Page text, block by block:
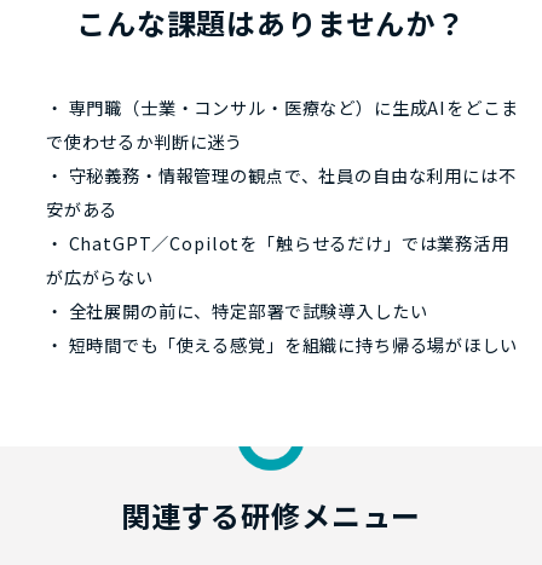
こんな課題はありませんか？
・ 専門職（士業・コンサル・医療など）に生成AIをどこま
で使わせるか判断に迷う
・ 守秘義務・情報管理の観点で、社員の自由な利用には不
安がある
・ ChatGPT／Copilotを「触らせるだけ」では業務活用
が広がらない
・ 全社展開の前に、特定部署で試験導入したい
・ 短時間でも「使える感覚」を組織に持ち帰る場がほしい
関連する研修メニュー